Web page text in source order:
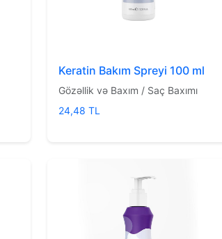
Keratin Bakım Spreyi 100 ml
Gözəllik və Baxım / Saç Baxımı
24,48 TL